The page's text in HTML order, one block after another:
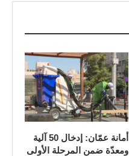
أمانة عمّان: إدخال 50 آلية
ومعدّة ضمن المرحلة الأولى